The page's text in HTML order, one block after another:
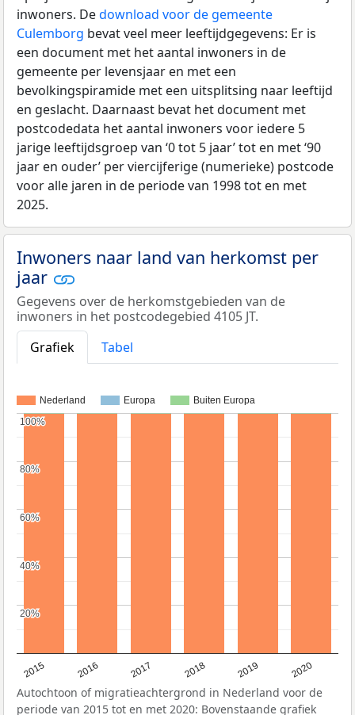
inwoners. Dedownload voor de gemeente
Culemborg bevat veel meer leeftijdgegevens: Er is
een document met het aantal inwoners in de
gemeente per levensjaar en met een
bevolkingspiramide met een uitsplitsing naar leeftijd
en geslacht. Daarnaast bevat het document met
postcodedata het aantal inwoners voor iedere 5
jarige leeftijdsgroep van ‘0 tot 5 jaar’ tot en met ‘90
jaar en ouder’ per viercijferige (numerieke) postcode
voor alle jaren in de periode van 1998 tot en met
2025.
Inwoners naar land van herkomst per
jaar
Gegevens over de herkomstgebieden van de
inwoners in het postcodegebied 4105 JT.
Grafiek
Tabel
Nederland Europa Buiten Europa
2015 2016 2017 2018 2019 2020
20%
20%
40%
40%
60%
60%
80%
80%
100%
100%
Autochtoon of migratieachtergrond in Nederland voor de
periode van 2015 tot en met 2020: Bovenstaande grafiek